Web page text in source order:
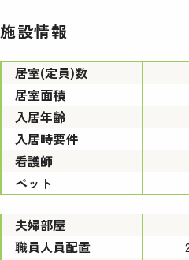
施設情報
居室(定員)数
居室面積
入居年齢
入居時要件
看護師
ペット
夫婦部屋
職員人員配置